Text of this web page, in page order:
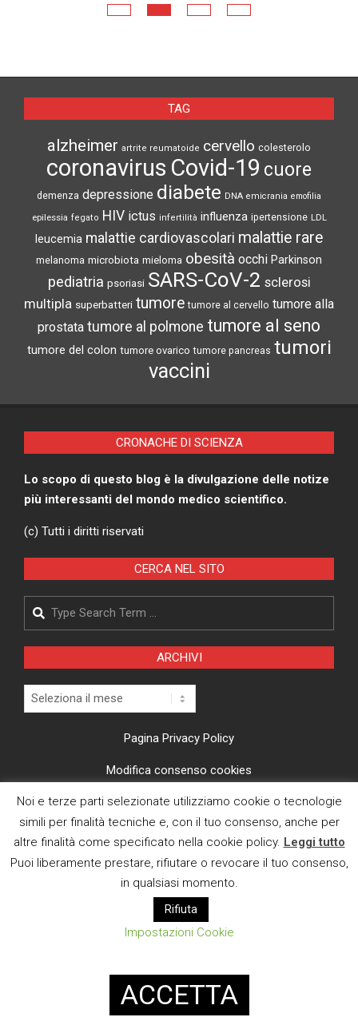
TAG
alzheimer artrite reumatoide cervello colesterolo
coronavirus Covid-19 cuore
demenza depressione diabete DNA emicrania emofilia
epilessia fegato HIV ictus infertilità influenza ipertensione LDL
leucemia malattie cardiovascolari malattie rare
melanoma microbiota mieloma obesità occhi Parkinson
pediatria psoriasi SARS-CoV-2 sclerosi
multipla superbatteri tumore tumore al cervello tumore alla
prostata tumore al polmone tumore al seno
tumore del colon tumore ovarico tumore pancreas tumori
vaccini
CRONACHE DI SCIENZA
Lo scopo di questo blog è la divulgazione delle notize
più interessanti del mondo medico scientifico.
(c) Tutti i diritti riservati
CERCA NEL SITO
Search
ARCHIVI
Archivi
Pagina Privacy Policy
Modifica consenso cookies
CI TROVI ANCHE SU
E MAIL
Designed usingMagazine News Byte. Powered by
Noi e terze parti selezionate utilizziamo cookie o tecnologie
simili per finalità tecniche e, con il tuo consenso, anche per
altre finalità come specificato nella cookie policy. Leggi tutto
Puoi liberamente prestare, rifiutare o revocare il tuo consenso,
in qualsiasi momento.
Rifiuta
Impostazioni Cookie
ACCETTA